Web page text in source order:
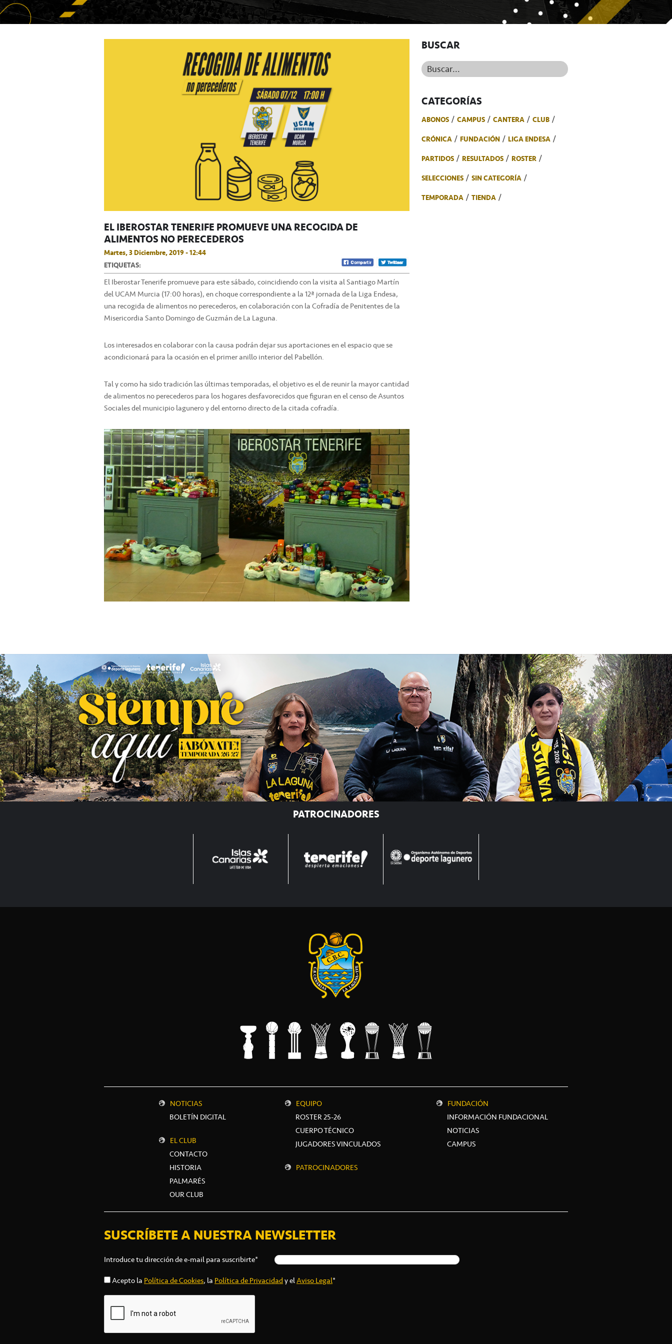
EL IBEROSTAR TENERIFE PROMUEVE UNA RECOGIDA DE
ALIMENTOS NO PERECEDEROS
Martes, 3 Diciembre, 2019 - 12:44
ETIQUETAS:
El Iberostar Tenerife promueve para este sábado, coincidiendo con la visita al Santiago Martín
del UCAM Murcia (17:00 horas), en choque correspondiente a la 12ª jornada de la Liga Endesa,
una recogida de alimentos no perecederos, en colaboración con la Cofradía de Penitentes de la
Misericordia Santo Domingo de Guzmán de La Laguna.
Los interesados en colaborar con la causa podrán dejar sus aportaciones en el espacio que se
acondicionará para la ocasión en el primer anillo interior del Pabellón.
Tal y como ha sido tradición las últimas temporadas, el objetivo es el de reunir la mayor cantidad
de alimentos no perecederos para los hogares desfavorecidos que figuran en el censo de Asuntos
Sociales del municipio lagunero y del entorno directo de la citada cofradía.
BUSCAR
Buscar...
CATEGORÍAS
ABONOS CAMPUS CANTERA
CLUB
CRÓNICA
FUNDACIÓN
LIGA ENDESA
PARTIDOS
RESULTADOS
ROSTER
SELECCIONES
SIN CATEGORÍA
TEMPORADA
TIENDA
PATROCINADORES
NOTICIAS
BOLETÍN DIGITAL
EL CLUB
CONTACTO
HISTORIA
PALMARÉS
OUR CLUB
EQUIPO
ROSTER 25-26
CUERPO TÉCNICO
JUGADORES VINCULADOS
PATROCINADORES
FUNDACIÓN
INFORMACIÓN FUNDACIONAL
NOTICIAS
CAMPUS
SUSCRÍBETE A NUESTRA NEWSLETTER
Introduce tu dirección de e-mail para suscribirte*
Acepto laPolítica de Cookies, laPolítica de Privacidady elAviso Legal*